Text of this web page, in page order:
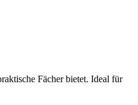
Fächer bietet. Ideal für